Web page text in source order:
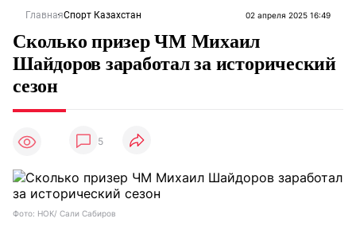
ГлавнаяСпорт Казахстан 02 апреля 2025 16:49
Сколько призер ЧМ Михаил
Шайдоров заработал за исторический
сезон
5
Фото: НОК/ Сали Сабиров